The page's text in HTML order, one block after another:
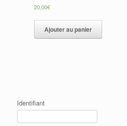
20,00€
Ajouter au panier
Identifiant